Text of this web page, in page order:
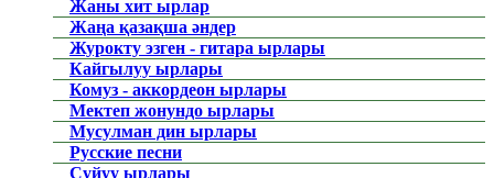
Жаны хит ырлар
Жаңа қазақша әндер
Журокту эзген - гитара ырлары
Кайгылуу ырлары
Комуз - аккордеон ырлары
Мектеп жонундо ырлары
Мусулман дин ырлары
Русские песни
Суйуу ырлары